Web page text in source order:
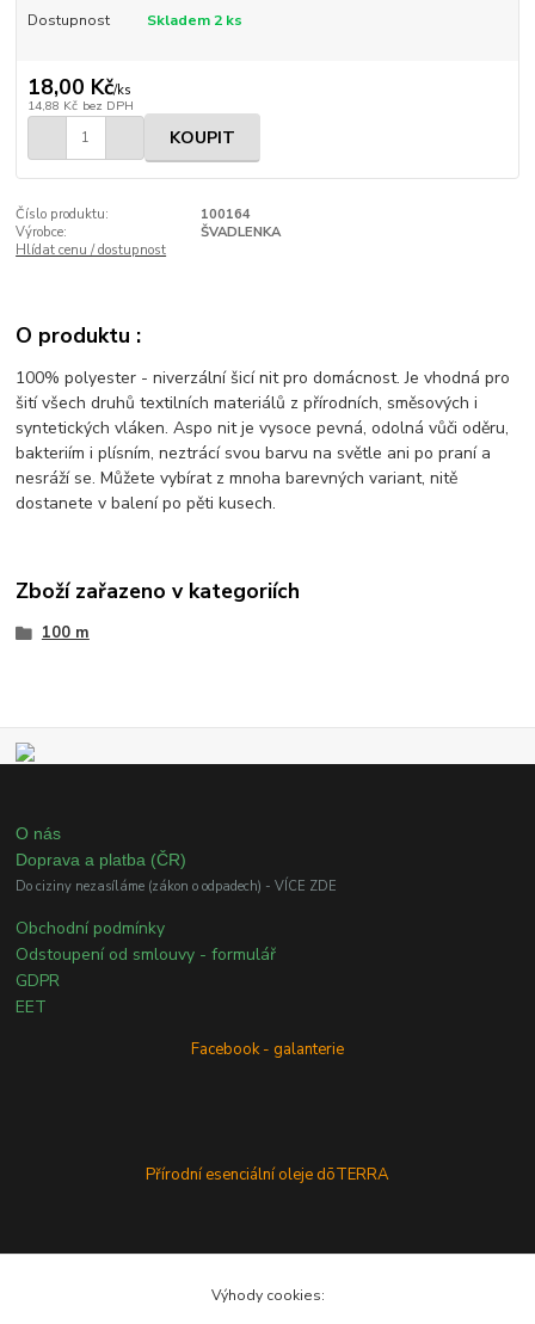
Dostupnost Skladem 2 ks
18,00 Kč/ks
14,88 Kč bez DPH
KOUPIT
Číslo produktu:
100164
Výrobce:
ŠVADLENKA
Hlídat cenu / dostupnost
O produktu :
100% polyester - niverzální šicí nit pro domácnost. Je vhodná pro
šití všech druhů textilních materiálů z přírodních, směsových i
syntetických vláken. Aspo nit je vysoce pevná, odolná vůči oděru,
bakteriím i plísním, neztrácí svou barvu na světle ani po praní a
nesráží se. Můžete vybírat z mnoha barevných variant, nitě
dostanete v balení po pěti kusech.
Zboží zařazeno v kategoriích
100 m
O nás
Doprava a platba (ČR)
Do ciziny nezasíláme (zákon o odpadech) - VÍCE ZDE
Obchodní podmínky
Odstoupení od smlouvy - formulář
GDPR
EET
Facebook - galanterie
Přírodní esenciální oleje dōTERRA
Výhody cookies: